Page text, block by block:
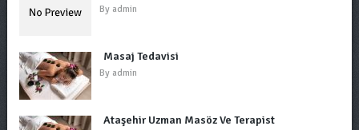
By admin
Masaj Tedavisi
By admin
Ataşehir Uzman Masöz Ve Terapist